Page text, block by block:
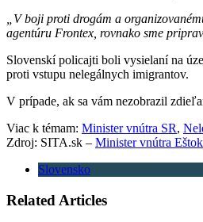
„V boji proti drogám a
agentúru Frontex, rovnako sme
Slovenskí policajti boli vysielaní na
proti vstupu nelegálnych imigrantov.
V prípade, ak sa vám nezobrazil
Viac k témam: Minister vnútra SR,
Zdroj: SITA.sk – Minister vnútra
Slovensko
Related Articles